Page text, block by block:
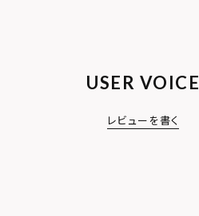
USER VOICE
レビューを書く